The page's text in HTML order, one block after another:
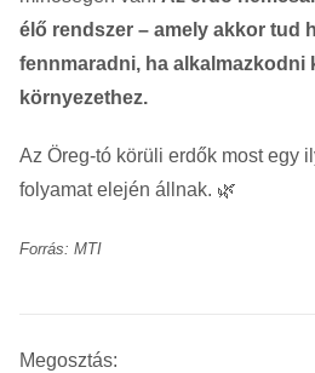
élő rendszer – amely akkor tud
fennmaradni, ha alkalmazkodni
környezethez.
Az Öreg-tó körüli erdők most egy
folyamat elején állnak. 🌿
Forrás: MTI
Megosztás: